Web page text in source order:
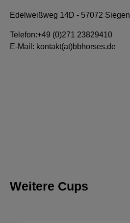
Edelweißweg 14D - 57072 Siegen
Telefon:+49 (0)271 23829410
E-Mail: kontakt(at)bbhorses.de
Weitere Cups